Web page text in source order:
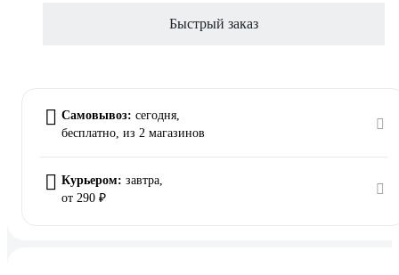
Быстрый заказ
Самовывоз: сегодня,
бесплатно, из 2 магазинов
Курьером: завтра,
от 290 ₽